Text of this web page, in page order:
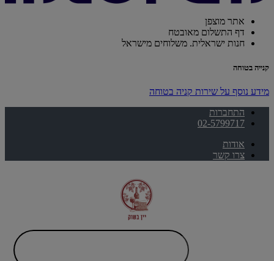
אתר מוצפן
דף התשלום מאובטח
חנות ישראלית. משלוחים מישראל
קנייה בטוחה
מידע נוסף על שירות קניה בטוחה
התחברות
02-5799717
אודות
צרו קשר